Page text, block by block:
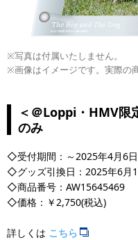
※写真は付属いたしません。
※画像はイメージです。実際の
＜＠Loppi・HMV限
のみ
◇受付期間：～2025年4月6
◇グッズ引換日：2025年6月
◇商品番号：AW15645469
◇価格：￥2,750(税込)
詳しくは こちら